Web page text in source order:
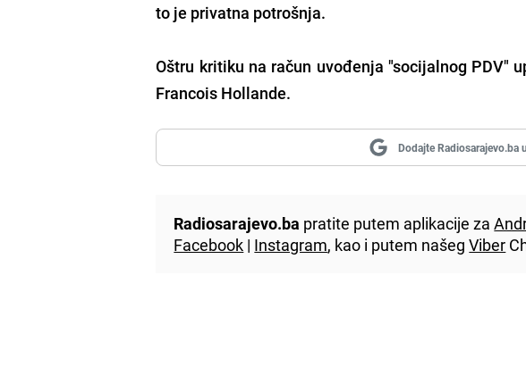
to je privatna potrošnja.
Oštru kritiku na račun uvođenja "socijalnog PDV"
Francois Hollande.
Dodajte Radiosarajevo.ba
Radiosarajevo.ba pratite putem aplikacije za
Facebook | Instagram, kao i putem našegViber